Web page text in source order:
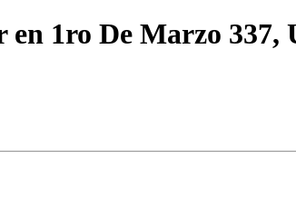
1ro De Marzo